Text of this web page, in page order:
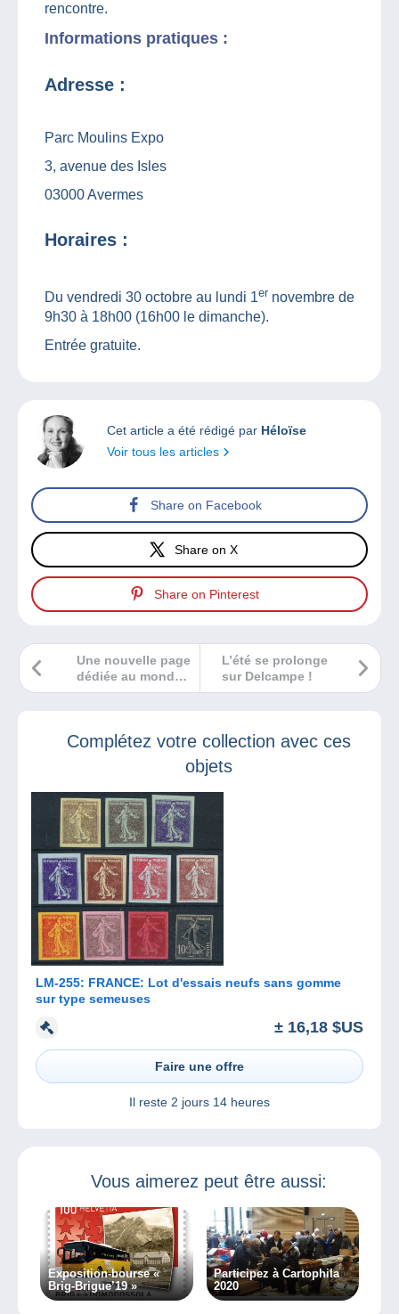
rencontre.
Informations pratiques :
Adresse :
Parc Moulins Expo
3, avenue des Isles
03000 Avermes
Horaires :
Du vendredi 30 octobre au lundi 1er novembre de
9h30 à 18h00 (16h00 le dimanche).
Entrée gratuite.
Cet article a été rédigé par Héloïse
Voir tous les articles
Share on Facebook
Share on X
Share on Pinterest
L’été se prolonge
sur Delcampe !
Une nouvelle page
dédiée au monde
des timbres et de
Complétez votre collection avec ces
objets
LM-255: FRANCE: Lot d'essais neufs sans gomme
sur type semeuses
± 16,18 $US
Faire une offre
Il reste 2 jours 14 heures
Vous aimerez peut être aussi:
Exposition-bourse «
Brig-Brigue’19 »
Participez à Cartophila
2020